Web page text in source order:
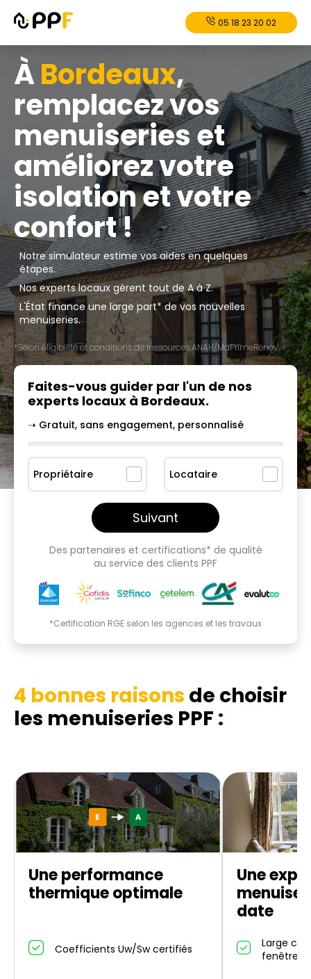
05 18 23 20 02
ÀBordeaux,
remplacez vos
menuiseries et
améliorez votre
isolation et votre
confort !
Notre simulateur estime vos aides en quelques
étapes.
Nos experts locaux gèrent tout de A à Z.
L'État finance une large part* de vos nouvelles
menuiseries.
*Selon éligibilité et conditions de ressources ANAH/MaPrimeRénov'.
Faites-vous guider par l'un de nos
experts locaux à Bordeaux.
➝ Gratuit, sans engagement, personnalisé
Propriétaire Locataire
Suivant
Des partenaires et certifications* de qualité
au service des clients PPF
*Certification RGE selon les agences et les travaux
4 bonnes raisons de choisir
les menuiseries PPF :
Une performance
thermique optimale
Coefficients Uw/Sw certifiés
Une
date
Large
fenêtres/